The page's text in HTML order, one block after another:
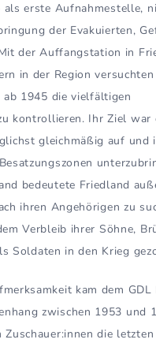
als erste Aufnahmestelle,
der Evakuierten,
der Auffangstation in
in der Region
1945 die vielfältigen
kontrollieren. Ihr Ziel war
gleichmäßig auf und
bedeutete Friedland
ihren Angehörigen zu
Verbleib ihrer Söhne,
Soldaten in den Krieg
kam dem GDL
zwischen 1953 und
die